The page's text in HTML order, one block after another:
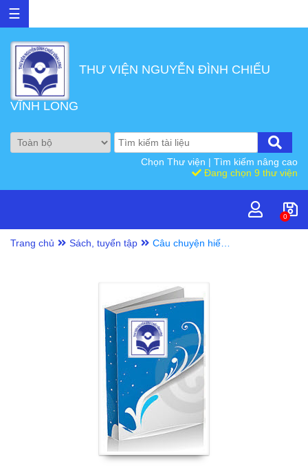
☰
THƯ VIỆN NGUYỄN ĐÌNH CHIỂU
VĨNH LONG
Chọn Thư viện | Tìm kiếm nâng cao
Đang chọn 9 thư viện
0
Trang chủ Sách, tuyển tập
Câu chuyện hiếu